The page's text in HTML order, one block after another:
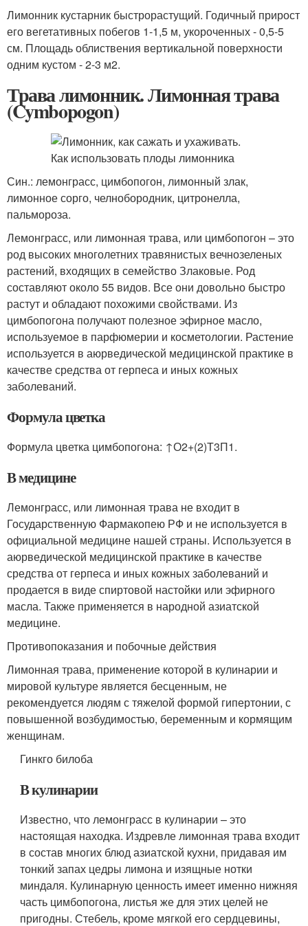
Лимонник кустарник быстрорастущий. Годичный прирост
его вегетативных побегов 1-1,5 м, укороченных - 0,5-5
см. Площадь облиствения вертикальной поверхности
одним кустом - 2-3 м2.
Трава лимонник. Лимонная трава
(Cymbopogon)
Син.: лемонграсс, цимбопогон, лимонный злак,
лимонное сорго, челнобородник, цитронелла,
пальмороза.
Лемонграсс, или лимонная трава, или цимбопогон – это
род высоких многолетних травянистых вечнозеленых
растений, входящих в семейство Злаковые. Род
составляют около 55 видов. Все они довольно быстро
растут и обладают похожими свойствами. Из
цимбопогона получают полезное эфирное масло,
используемое в парфюмерии и косметологии. Растение
используется в аюрведической медицинской практике в
качестве средства от герпеса и иных кожных
заболеваний.
Формула цветка
Формула цветка цимбопогона: ↑О2+(2)Т3П1.
В медицине
Лемонграсс, или лимонная трава не входит в
Государственную Фармакопею РФ и не используется в
официальной медицине нашей страны. Используется в
аюрведической медицинской практике в качестве
средства от герпеса и иных кожных заболеваний и
продается в виде спиртовой настойки или эфирного
масла. Также применяется в народной азиатской
медицине.
Противопоказания и побочные действия
Лимонная трава, применение которой в кулинарии и
мировой культуре является бесценным, не
рекомендуется людям с тяжелой формой гипертонии, с
повышенной возбудимостью, беременным и кормящим
женщинам.
Гинкго билоба
В кулинарии
Известно, что лемонграсс в кулинарии – это
настоящая находка. Издревле лимонная трава входит
в состав многих блюд азиатской кухни, придавая им
тонкий запах цедры лимона и изящные нотки
миндаля. Кулинарную ценность имеет именно нижняя
часть цимбопогона, листья же для этих целей не
пригодны. Стебель, кроме мягкой его сердцевины,